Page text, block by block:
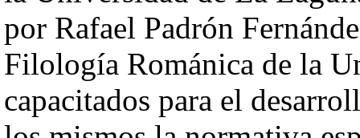
por Rafael Padrón
Filología Románica de la
capacitados para el